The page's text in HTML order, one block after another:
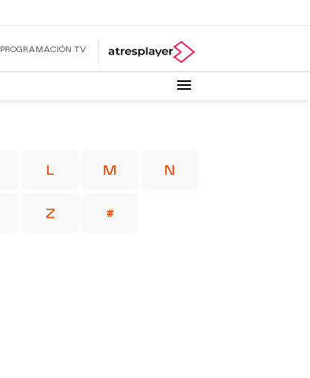
PROGRAMACIÓN TV
L M N
Z #